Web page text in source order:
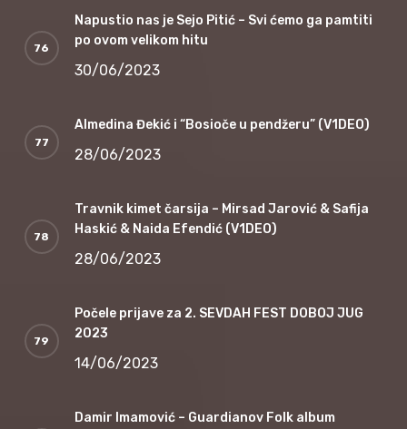
Napustio nas je Sejo Pitić – Svi ćemo ga pamtiti
po ovom velikom hitu
30/06/2023
Almedina Đekić i “Bosioče u pendžeru” (V1DEO)
28/06/2023
Travnik kimet čarsija – Mirsad Jarović & Safija
Haskić & Naida Efendić (V1DEO)
28/06/2023
Počele prijave za 2. SEVDAH FEST DOBOJ JUG
2023
14/06/2023
Damir Imamović – Guardianov Folk album